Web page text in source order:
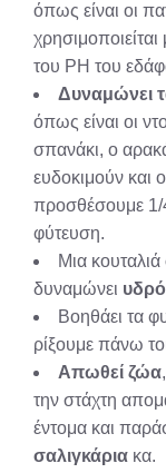
όπως είναι οι
χρησιμοποιείται
του PH του
Δυναμώνει
όπως είναι οι
σπανάκι, ο
ευδοκιμούν και
προσθέσουμε 1/
φύτευση.
Μια κουταλιά
δυναμώνει
Βοηθάει τα
ρίξουμε πάνω
Απωθεί ζώα
την στάχτη
έντομα και
σαλιγκάρια κα.